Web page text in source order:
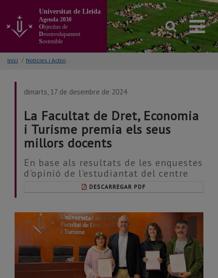
contingut
principal
la
pàgina
Universitat de Lleida
Agenda 2030
Objectius de
Desenvolupament
Sostenible
Inici / Noticies i Activitats/Accions
dimarts, 17 de desembre de 2024
La Facultat de Dret, Economia
i Turisme premia els seus
millors docents
En base als resultats de les enquestes
d'opinió de l'estudiantat del centre
DESCARREGAR PDF